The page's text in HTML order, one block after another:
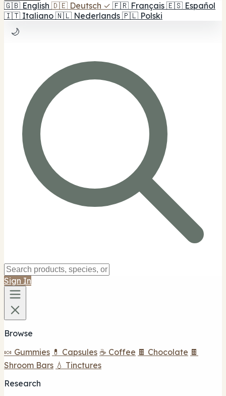
🇬🇧 English 🇩🇪 Deutsch ✓ 🇫🇷 Français 🇪🇸 Español
🇮🇹 Italiano 🇳🇱 Nederlands 🇵🇱 Polski
🌙
Sign In
Browse
🍬 Gummies 💊 Capsules ☕ Coffee 🍫 Chocolate 🍫
Shroom Bars 💧 Tinctures
Research